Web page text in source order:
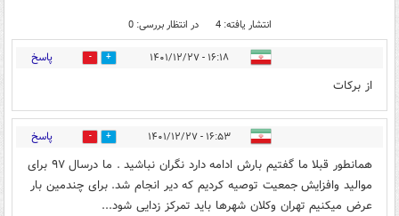
انتشار یافته: 4 در انتظار بررسی: 0
۱۶:۱۸ - ۱۴۰۱/۱۲/۲۷ 1 پاسخ
از برکات
۱۶:۵۳ - ۱۴۰۱/۱۲/۲۷ 0 پاسخ
همانطور قبلا ما گفتیم بارش ادامه دارد نگران نباشید . ما درسال ۹۷ برای
موالید وافزایش جمعیت توصیه کردیم که دیر انجام شد. برای چندمین بار
عرض میکنیم تهران وکلان شهرها باید تمرکز زدایی شود...